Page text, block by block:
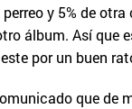
y 5% de otra
álbum. Así que
por un buen
que de